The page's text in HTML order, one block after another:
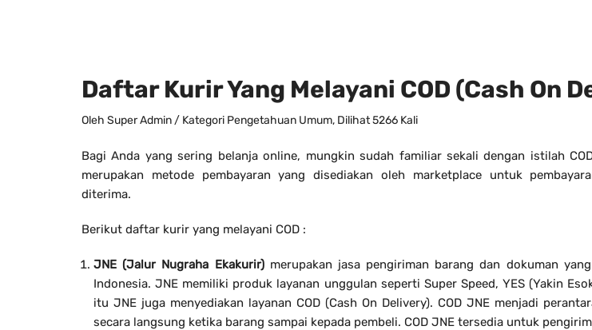
Daftar Kurir Yang Melayani COD (Cash On
Oleh Super Admin / Kategori Pengetahuan Umum, Dilihat 5266 Kali
Bagi Anda yang sering belanja online, mungkin sudah familiar sekali dengan istilah
merupakan metode pembayaran yang disediakan oleh marketplace untuk
diterima.
Berikut daftar kurir yang melayani COD :
JNE (Jalur Nugraha Ekakurir)merupakan jasa pengiriman barang dan dokuman
Indonesia. JNE memiliki produk layanan unggulan seperti Super Speed, YES (Yakin
itu JNE juga menyediakan layanan COD (Cash On Delivery). COD JNE menjadi
secara langsung ketika barang sampai kepada pembeli. COD JNE tersedia untuk